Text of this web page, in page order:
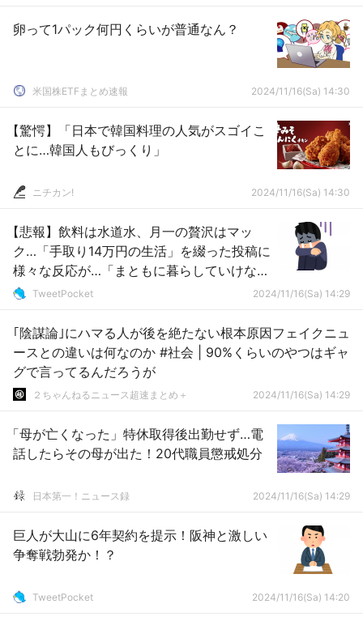
卵って1パック何円くらいが普通なん？
米国株ETFまとめ速報 2024/11/16(Sa) 14:30
【驚愕】「日本で韓国料理の人気がスゴイこ
とに…韓国人もびっくり」
ニチカン! 2024/11/16(Sa) 14:30
【悲報】飲料は水道水、月一の贅沢はマッ
ク…「手取り14万円の生活」を綴った投稿に
様々な反応が…「まともに暮らしていけな
い」TweetPocket 2024/11/16(Sa) 14:29
｢陰謀論｣にハマる人が後を絶たない根本原因フェイクニュ
ースとの違いは何なのか #社会 | 90%くらいのやつはギャ
グで言ってるんだろうが
２ちゃんねるニュース超速まとめ＋ 2024/11/16(Sa) 14:29
「母が亡くなった」特休取得後出勤せず…電
話したらその母が出た！20代職員懲戒処分
日本第一！ニュース録 2024/11/16(Sa) 14:29
巨人が大山に6年契約を提示！阪神と激しい
争奪戦勃発か！？
TweetPocket 2024/11/16(Sa) 14:20